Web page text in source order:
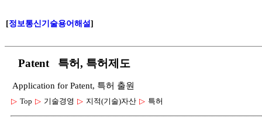
[정보통신기술용어해설]
Patent 특허, 특허제도
Application for Patent, 특허 출원
▷ Top ▷ 기술경영 ▷ 지적(기술)자산 ▷ 특허